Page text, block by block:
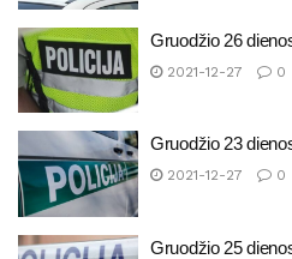
Gruodžio 26
2021-12-27 0
Gruodžio 23
2021-12-27 0
Gruodžio 25